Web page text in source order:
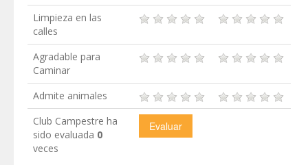
Limpieza en las
calles
Agradable para
Caminar
Admite animales
Club Campestre ha
sido evaluada 0
veces